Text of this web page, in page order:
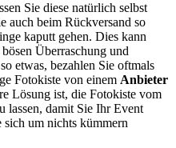
Sie diese natürlich selbst
auch beim Rückversand so
kaputt gehen. Dies kann
Überraschung und
etwas, bezahlen Sie oftmals
Fotokiste von einem Anbieter
Lösung ist, die Fotokiste vom
lassen, damit Sie Ihr Event
sich um nichts kümmern